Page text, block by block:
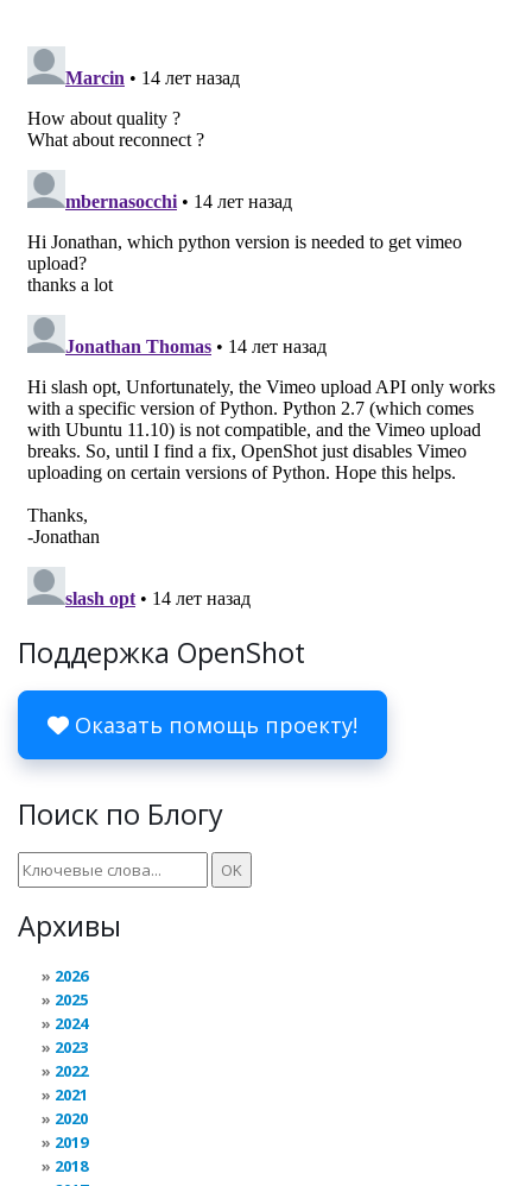
Поддержка OpenShot
Оказать помощь проекту!
Поиск по Блогу
Архивы
2026
2025
2024
2023
2022
2021
2020
2019
2018